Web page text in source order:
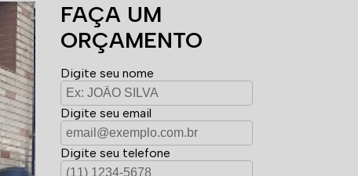
FAÇA UM
ORÇAMENTO
Digite seu nome
Digite seu email
Digite seu telefone